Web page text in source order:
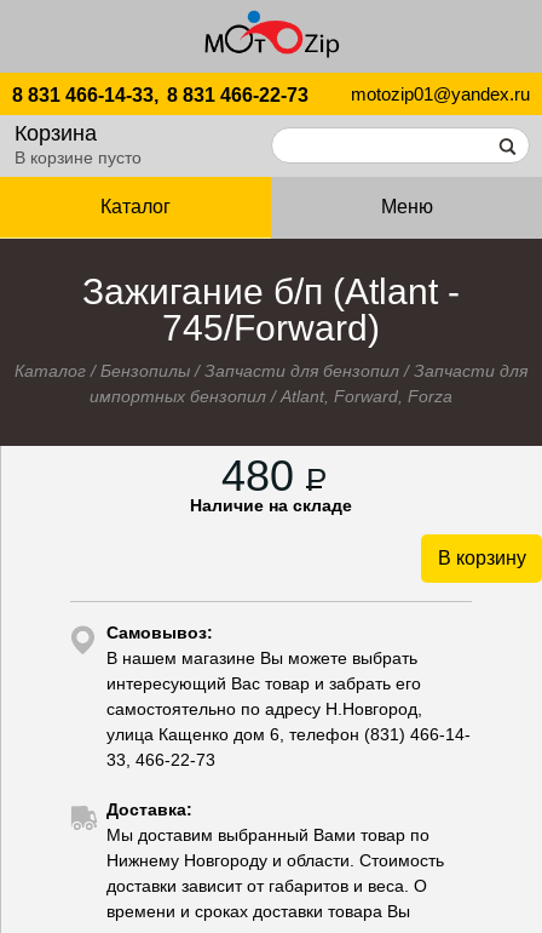
8 831 466-14-33, 8 831 466-22-73 motozip01@yandex.ru
Корзина
В корзине пусто
Каталог Меню
Зажигание б/п (Atlant -
745/Forward)
Каталог /Бензопилы /Запчасти для бензопил /Запчасти для
импортных бензопил /Atlant, Forward, Forza
480 P
Наличие на складе
В корзину
Самовывоз:
В нашем магазине Вы можете выбрать
интересующий Вас товар и забрать его
самостоятельно по адресу Н.Новгород,
улица Кащенко дом 6, телефон (831) 466-14-
33, 466-22-73
Доставка:
Мы доставим выбранный Вами товар по
Нижнему Новгороду и области. Стоимость
доставки зависит от габаритов и веса. О
времени и сроках доставки товара Вы